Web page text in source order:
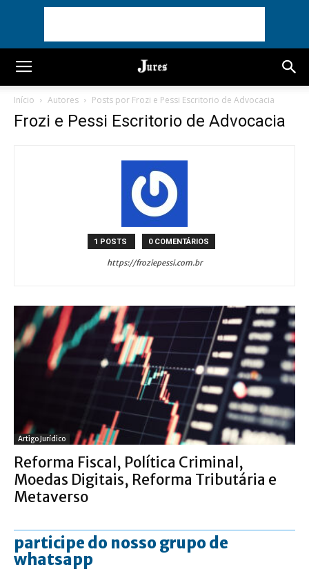
Início Autores Posts por Frozi e Pessi Escritorio de Advocacia
Frozi e Pessi Escritorio de Advocacia
1 POSTS 0 COMENTÁRIOS
https://froziepessi.com.br
Artigo Jurídico
Reforma Fiscal, Política Criminal,
Moedas Digitais, Reforma Tributária e
Metaverso
participe do nosso grupo de
whatsapp